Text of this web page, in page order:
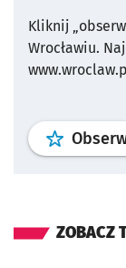
Kliknij
Wrocławiu.
ZOBACZ